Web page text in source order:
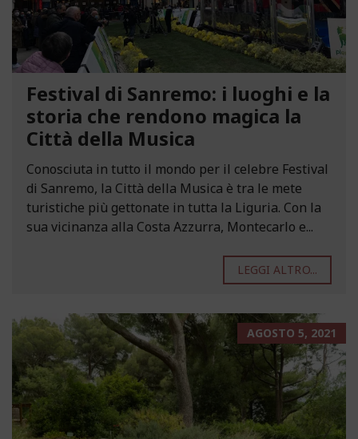
Festival di Sanremo: i luoghi e la
storia che rendono magica la
Città della Musica
Conosciuta in tutto il mondo per il celebre Festival
di Sanremo, la Città della Musica è tra le mete
turistiche più gettonate in tutta la Liguria. Con la
sua vicinanza alla Costa Azzurra, Montecarlo e...
LEGGI ALTRO...
AGOSTO 5, 2021